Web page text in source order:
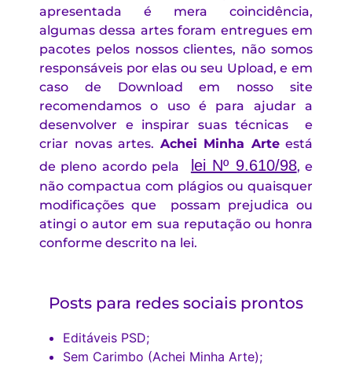
apresentada é mera coincidência,
algumas dessa artes foram entregues em
pacotes pelos nossos clientes, não somos
responsáveis por elas ou seu Upload, e em
caso de Download em nosso site
recomendamos o uso é para ajudar a
desenvolver e inspirar suas técnicas e
criar novas artes. Achei Minha Arteestá
de pleno acordo pela
lei Nº 9.610/98, e
não compactua com plágios ou quaisquer
modificações que possam prejudica ou
atingi o autor em sua reputação ou honra
conforme descrito na lei.
Posts para redes sociais prontos
Editáveis PSD;
Sem Carimbo (Achei Minha Arte);